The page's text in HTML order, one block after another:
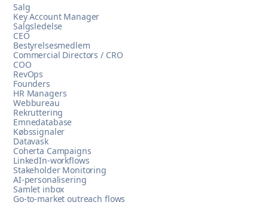
Salg
Key Account Manager
Salgsledelse
CEO
Bestyrelsesmedlem
Commercial Directors / CRO
COO
RevOps
Founders
HR Managers
Webbureau
Rekruttering
Emnedatabase
Købssignaler
Datavask
Coherta Campaigns
LinkedIn-workflows
Stakeholder Monitoring
AI-personalisering
Samlet inbox
Go-to-market outreach flows